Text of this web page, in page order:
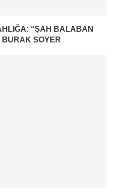
“ŞAH BALABAN
BURAK SOYER